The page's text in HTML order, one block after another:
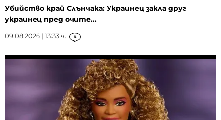
Убийство край Слънчака: Украинец закла друг
украинец пред очите...
09.08.2026 | 13:33 ч. 4